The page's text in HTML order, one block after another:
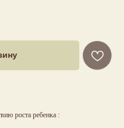
роста ребенка :